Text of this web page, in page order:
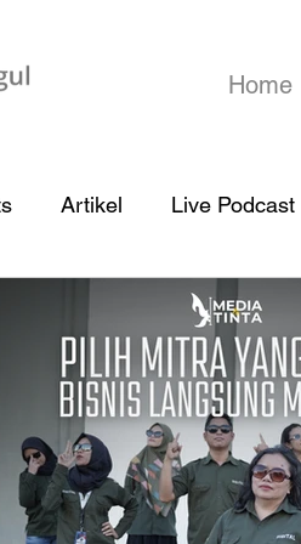
Home
Artikel Live Podcast